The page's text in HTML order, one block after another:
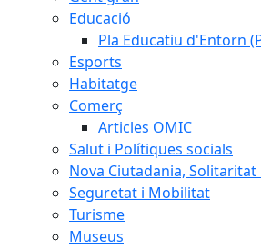
Educació
Pla Educatiu d'Entorn
Esports
Habitatge
Comerç
Articles OMIC
Salut i Polítiques socials
Nova Ciutadania, Solitaritat
Seguretat i Mobilitat
Turisme
Museus